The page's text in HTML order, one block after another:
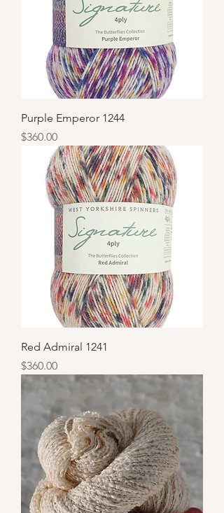
Purple Emperor 1244
價格
$360.00
Red Admiral 1241
價格
$360.00